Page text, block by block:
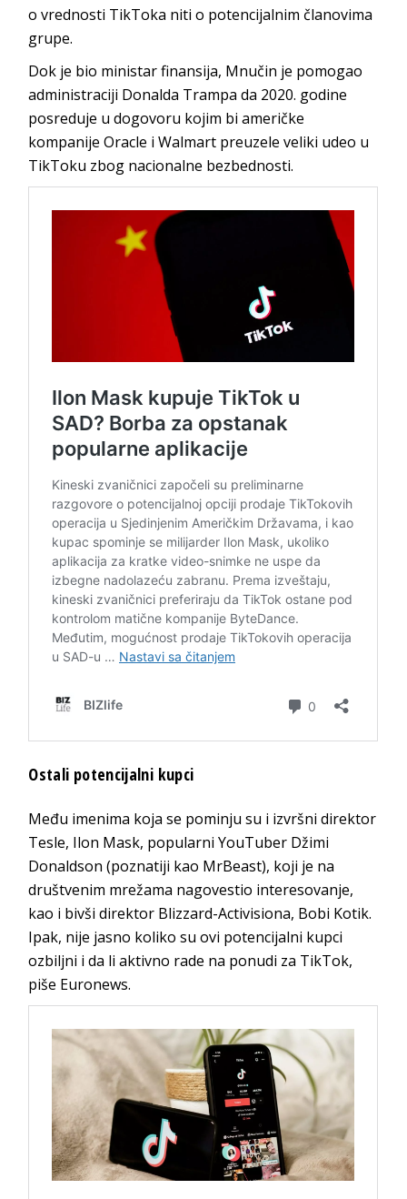
o vrednosti TikToka niti o potencijalnim članovima
grupe.
Dok je bio ministar finansija, Mnučin je pomogao
administraciji Donalda Trampa da 2020. godine
posreduje u dogovoru kojim bi američke
kompanije Oracle i Walmart preuzele veliki udeo u
TikToku zbog nacionalne bezbednosti.
Ostali potencijalni kupci
Među imenima koja se pominju su i izvršni direktor
Tesle, Ilon Mask, popularni YouTuber Džimi
Donaldson (poznatiji kao MrBeast), koji je na
društvenim mrežama nagovestio interesovanje,
kao i bivši direktor Blizzard-Activisiona, Bobi Kotik.
Ipak, nije jasno koliko su ovi potencijalni kupci
ozbiljni i da li aktivno rade na ponudi za TikTok,
piše Euronews.